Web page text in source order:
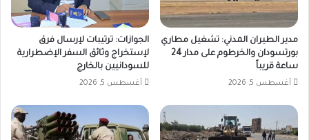
مدير الطيران المدني: تشغيل مطاري
بورتسودان والخرطوم على مدار 24
ساعة قريباً
أغسطس 5, 2026
الجوازات: ترتيبات لإرسال فرق
لإستخراج وثائق السفر الإضطرارية
للسودانيين بالخارج
أغسطس 5, 2026